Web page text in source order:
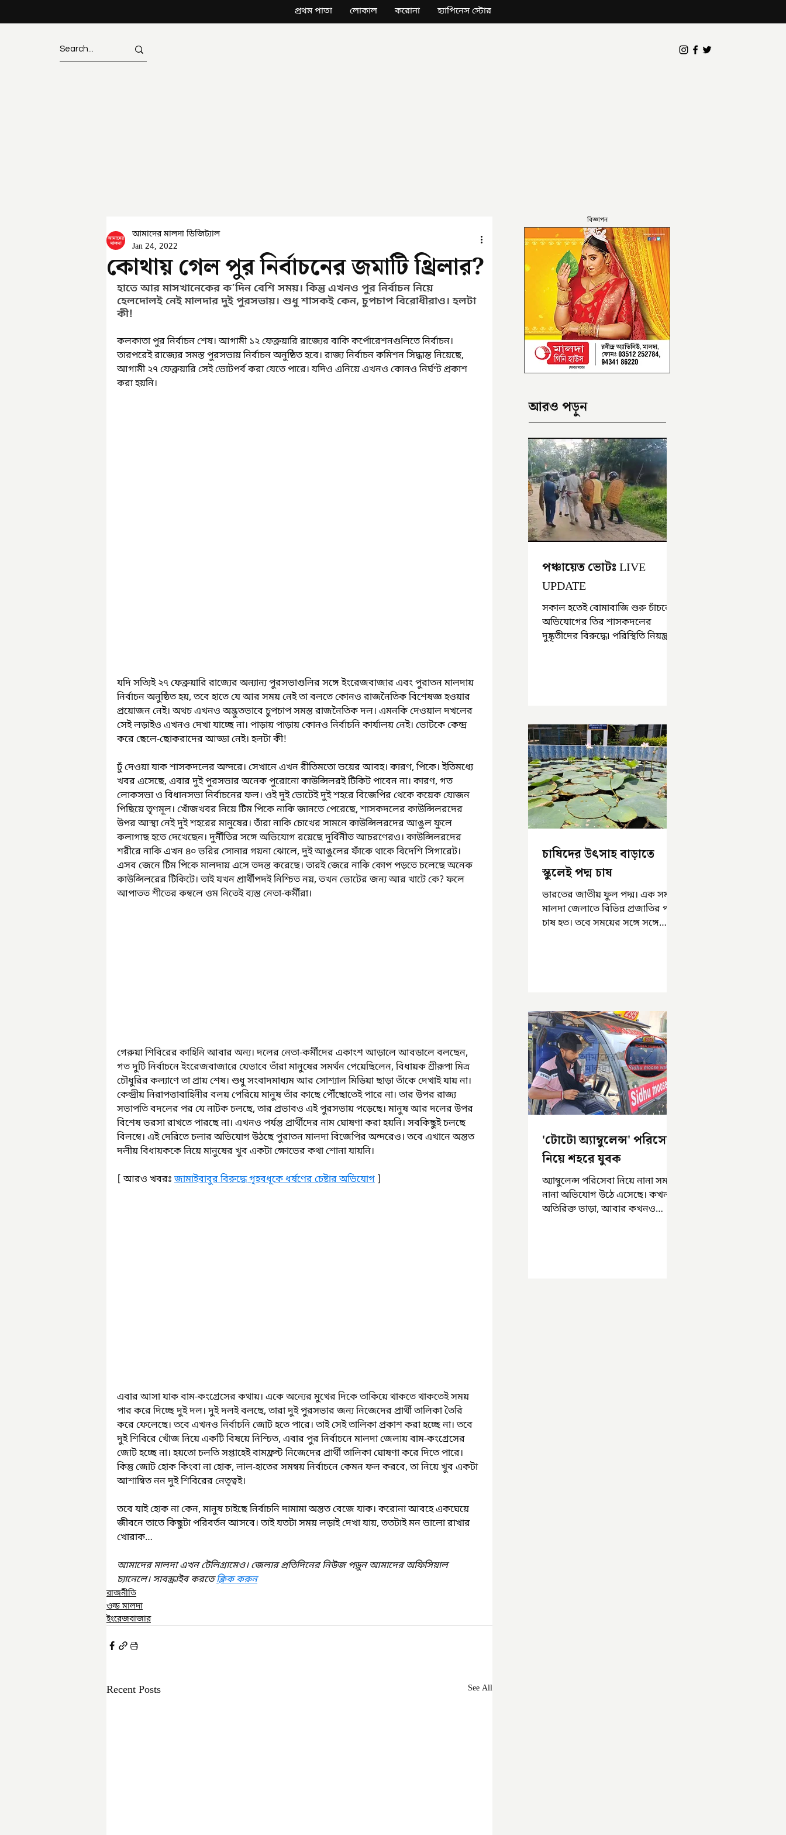
প্রথম পাতা লোকাল করোনা হ্যাপিনেস স্টোর
কোথায় গেল পুর নির্বাচনের জমাটি থ্রিলার?
আমাদের মালদা ডিজিট্যাল
Jan 24, 2022
হাতে আর মাসখানেকের ক’দিন বেশি সময়। কিন্তু এখনও পুর নির্বাচন নিয়ে
হেলদোলই নেই মালদার দুই পুরসভায়। শুধু শাসকই কেন, চুপচাপ বিরোধীরাও। হলটা
কী!
কলকাতা পুর নির্বাচন শেষ। আগামী ১২ ফেব্রুয়ারি রাজ্যের বাকি কর্পোরেশনগুলিতে নির্বাচন।
তারপরেই রাজ্যের সমস্ত পুরসভায় নির্বাচন অনুষ্ঠিত হবে। রাজ্য নির্বাচন কমিশন সিদ্ধান্ত নিয়েছে,
আগামী ২৭ ফেব্রুয়ারি সেই ভোটপর্ব করা যেতে পারে। যদিও এনিয়ে এখনও কোনও নির্ঘণ্ট প্রকাশ
করা হয়নি।
যদি সত্যিই ২৭ ফেব্রুয়ারি রাজ্যের অন্যান্য পুরসভাগুলির সঙ্গে ইংরেজবাজার এবং পুরাতন মালদায়
নির্বাচন অনুষ্ঠিত হয়, তবে হাতে যে আর সময় নেই তা বলতে কোনও রাজনৈতিক বিশেষজ্ঞ হওয়ার
প্রয়োজন নেই। অথচ এখনও অদ্ভুতভাবে চুপচাপ সমস্ত রাজনৈতিক দল। এমনকি দেওয়াল দখলের
সেই লড়াইও এখনও দেখা যাচ্ছে না। পাড়ায় পাড়ায় কোনও নির্বাচনি কার্যালয় নেই। ভোটকে কেন্দ্র
করে ছেলে-ছোকরাদের আড্ডা নেই। হলটা কী!
ঢুঁ দেওয়া যাক শাসকদলের অন্দরে। সেখানে এখন রীতিমতো ভয়ের আবহ। কারণ, পিকে। ইতিমধ্যে
খবর এসেছে, এবার দুই পুরসভার অনেক পুরোনো কাউন্সিলরই টিকিট পাবেন না। কারণ, গত
লোকসভা ও বিধানসভা নির্বাচনের ফল। ওই দুই ভোটেই দুই শহরে বিজেপির থেকে কয়েক যোজন
পিছিয়ে তৃণমূল। খোঁজখবর নিয়ে টিম পিকে নাকি জানতে পেরেছে, শাসকদলের কাউন্সিলরদের
উপর আস্থা নেই দুই শহরের মানুষের। তাঁরা নাকি চোখের সামনে কাউন্সিলরদের আঙুল ফুলে
কলাগাছ হতে দেখেছেন। দুর্নীতির সঙ্গে অভিযোগ রয়েছে দুর্বিনীত আচরণেরও। কাউন্সিলরদের
শরীরে নাকি এখন ৪০ ভরির সোনার গয়না ঝোলে, দুই আঙুলের ফাঁকে থাকে বিদেশি সিগারেট।
এসব জেনে টিম পিকে মালদায় এসে তদন্ত করেছে। তারই জেরে নাকি কোপ পড়তে চলেছে অনেক
কাউন্সিলরের টিকিটে। তাই যখন প্রার্থীপদই নিশ্চিত নয়, তখন ভোটের জন্য আর খাটে কে? ফলে
আপাতত শীতের কম্বলে ওম নিতেই ব্যস্ত নেতা-কর্মীরা।
গেরুয়া শিবিরের কাহিনি আবার অন্য। দলের নেতা-কর্মীদের একাংশ আড়ালে আবডালে বলছেন,
গত দুটি নির্বাচনে ইংরেজবাজারে যেভাবে তাঁরা মানুষের সমর্থন পেয়েছিলেন, বিধায়ক শ্রীরূপা মিত্র
চৌধুরির কল্যাণে তা প্রায় শেষ। শুধু সংবাদমাধ্যম আর সোশ্যাল মিডিয়া ছাড়া তাঁকে দেখাই যায় না।
কেন্দ্রীয় নিরাপত্তাবাহিনীর বলয় পেরিয়ে মানুষ তাঁর কাছে পৌঁছোতেই পারে না। তার উপর রাজ্য
সভাপতি বদলের পর যে নাটক চলছে, তার প্রভাবও এই পুরসভায় পড়েছে। মানুষ আর দলের উপর
বিশেষ ভরসা রাখতে পারছে না। এখনও পর্যন্ত প্রার্থীদের নাম ঘোষণা করা হয়নি। সবকিছুই চলছে
বিলম্বে। এই দেরিতে চলার অভিযোগ উঠছে পুরাতন মালদা বিজেপির অন্দরেও। তবে এখানে অন্তত
দলীয় বিধায়ককে নিয়ে মানুষের খুব একটা ক্ষোভের কথা শোনা যায়নি।
[ আরও খবরঃ জামাইবাবুর বিরুদ্ধে গৃহবধূকে ধর্ষণের চেষ্টার অভিযোগ ]
এবার আসা যাক বাম-কংগ্রেসের কথায়। একে অন্যের মুখের দিকে তাকিয়ে থাকতে থাকতেই সময়
পার করে দিচ্ছে দুই দল। দুই দলই বলছে, তারা দুই পুরসভার জন্য নিজেদের প্রার্থী তালিকা তৈরি
করে ফেলেছে। তবে এখনও নির্বাচনি জোট হতে পারে। তাই সেই তালিকা প্রকাশ করা হচ্ছে না। তবে
দুই শিবিরে খোঁজ নিয়ে একটি বিষয়ে নিশ্চিত, এবার পুর নির্বাচনে মালদা জেলায় বাম-কংগ্রেসের
জোট হচ্ছে না। হয়তো চলতি সপ্তাহেই বামফ্রন্ট নিজেদের প্রার্থী তালিকা ঘোষণা করে দিতে পারে।
কিন্তু জোট হোক কিংবা না হোক, লাল-হাতের সমন্বয় নির্বাচনে কেমন ফল করবে, তা নিয়ে খুব একটা
আশান্বিত নন দুই শিবিরের নেতৃত্বই।
তবে যাই হোক না কেন, মানুষ চাইছে নির্বাচনি দামামা অন্তত বেজে যাক। করোনা আবহে একঘেয়ে
জীবনে তাতে কিছুটা পরিবর্তন আসবে। তাই যতটা সময় লড়াই দেখা যায়, ততটাই মন ভালো রাখার
খোরাক…
আমাদের মালদা এখন টেলিগ্রামেও। জেলার প্রতিদিনের নিউজ পড়ুন আমাদের অফিসিয়াল
চ্যানেলে। সাবস্ক্রাইব করতে ক্লিক করুন
রাজনীতি
ওল্ড মালদা
ইংরেজবাজার
Recent Posts See All
বিজ্ঞাপন
আরও পড়ুন
পঞ্চায়েত ভোটঃ LIVE
UPDATE
সকাল হতেই বোমাবাজি শুরু চাঁচলে৷
অভিযোগের তির শাসকদলের
দুষ্কৃতীদের বিরুদ্ধে৷ পরিস্থিতি নিয়ন্ত্রণে
চাষিদের উৎসাহ বাড়াতে
স্কুলেই পদ্ম চাষ
ভারতের জাতীয় ফুল পদ্ম। এক সময়
মালদা জেলাতে বিভিন্ন প্রজাতির পদ্ম
চাষ হত। তবে সময়ের সঙ্গে সঙ্গে
'টোটো অ্যাম্বুলেন্স' পরিসেবা
নিয়ে শহরে যুবক
অ্যাম্বুলেন্স পরিসেবা নিয়ে নানা সময়
নানা অভিযোগ উঠে এসেছে। কখনও
অতিরিক্ত ভাড়া, আবার কখনও